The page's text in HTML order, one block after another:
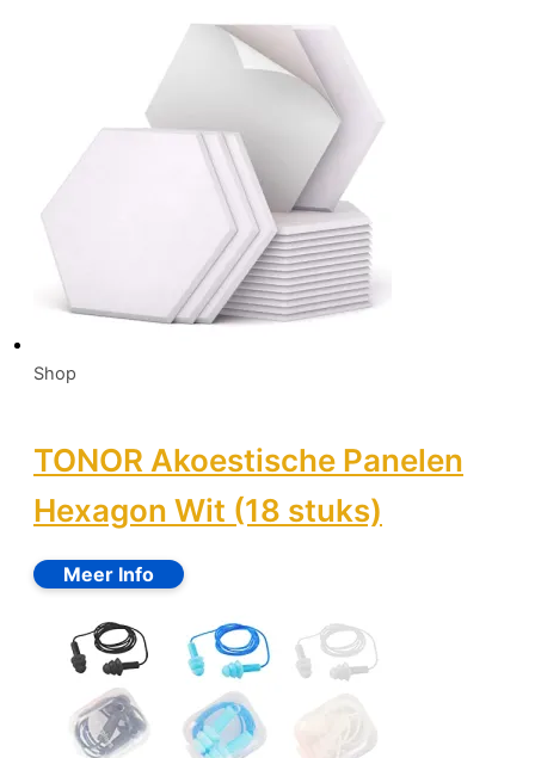
Shop
TONOR Akoestische Panelen
Hexagon Wit (18 stuks)